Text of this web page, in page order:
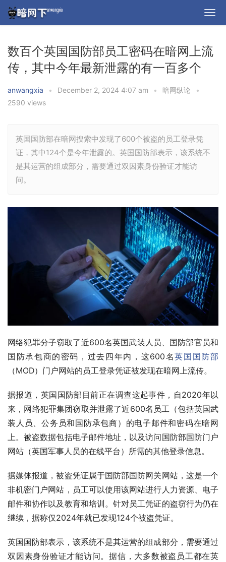
数百个英国国防部员工密码在暗网上流
传，其中今年最新泄露的有一百多个
anwangxia • December 2, 2024 4:07 am • 暗网纵论
•
2590 views
英国国防部在暗网搜索中发现了600个被盗的员工登录凭
证，其中124个是今年泄露的。英国国防部表示，该系统不
是其运营的组成部分，需要通过双因素身份验证才能访
问。
网络犯罪分子窃取了近600名英国武装人员、国防部官员和
国防承包商的密码，过去四年内，这600名英国国防部
（MOD）门户网站的员工登录凭证被发现在暗网上流传。
据报道，英国国防部目前正在调查这起事件，自2020年以
来，网络犯罪集团窃取并泄露了近600名员工（包括英国武
装人员、公务员和国防承包商）的电子邮件和密码在暗网
上。被盗数据包括电子邮件地址，以及访问国防部国防门户
网站（英国军事人员的在线平台）所需的其他登录信息。
据媒体报道，被盗凭证属于国防部国防网关网站，这是一个
非机密门户网站，员工可以使用该网站进行人力资源、电子
邮件和协作以及教育和培训。针对员工凭证的盗窃行为仍在
继续，据称仅2024年就已发现124个被盗凭证。
英国国防部表示，该系统不是其运营的组成部分，需要通过
双因素身份验证才能访问。据信，大多数被盗员工都在英